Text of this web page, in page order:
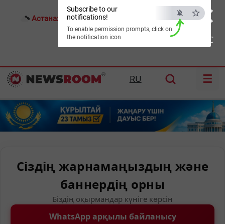
×
ESC
Subscribe to our
notifications!
To enable permission prompts, click on
the notification icon
Астана: 19°C Алматы: Шымкент:31°C
RU ☰
Сіздің жарнамаңыздың және
баннердің орны
Біздің оқырмандар күніге көрсін
WhatsApp арқылы байланысу